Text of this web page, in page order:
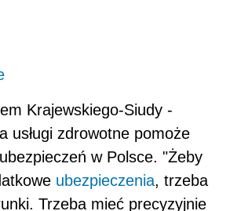
Krajewskiego-Siudy -
usługi zdrowotne pomoże
w Polsce. "Żeby
ubezpieczenia, trzeba
Trzeba mieć precyzyjnie